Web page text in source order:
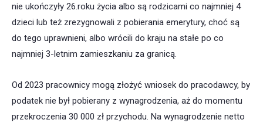
nie ukończyły 26.roku życia albo są rodzicami co najmniej 4
dzieci lub też zrezygnowali z pobierania emerytury, choć są
do tego uprawnieni, albo wrócili do kraju na stałe po co
najmniej 3-letnim zamieszkaniu za granicą.
Od 2023 pracownicy mogą złożyć wniosek do pracodawcy, by
podatek nie był pobierany z wynagrodzenia, aż do momentu
przekroczenia 30 000 zł przychodu. Na wynagrodzenie netto